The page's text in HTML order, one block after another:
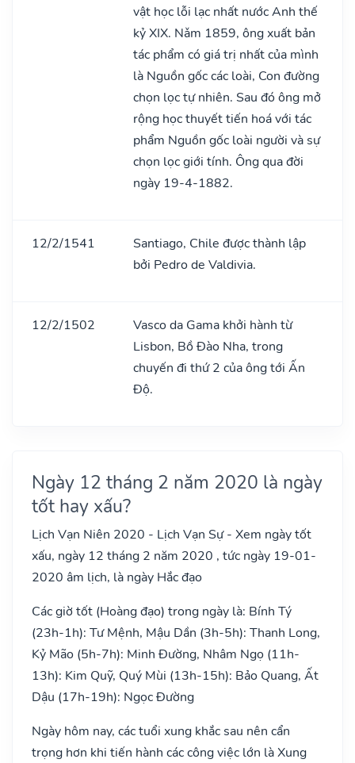
vật học lỗi lạc nhất nước Anh thế
kỷ XIX. Nǎm 1859, ông xuất bản
tác phẩm có giá trị nhất của mình
là Nguồn gốc các loài, Con đường
chọn lọc tự nhiên. Sau đó ông mở
rộng học thuyết tiến hoá với tác
phẩm Nguồn gốc loài người và sự
chọn lọc giới tính. Ông qua đời
ngày 19-4-1882.
12/2/1541
Santiago, Chile được thành lập
bởi Pedro de Valdivia.
12/2/1502
Vasco da Gama khởi hành từ
Lisbon, Bồ Đào Nha, trong
chuyến đi thứ 2 của ông tới Ấn
Độ.
Ngày 12 tháng 2 năm 2020 là ngày
tốt hay xấu?
Lịch Vạn Niên 2020 - Lịch Vạn Sự - Xem ngày tốt
xấu, ngày 12 tháng 2 năm 2020 , tức ngày 19-01-
2020 âm lịch, là ngày Hắc đạo
Các giờ tốt (Hoàng đạo) trong ngày là: Bính Tý
(23h-1h): Tư Mệnh, Mậu Dần (3h-5h): Thanh Long,
Kỷ Mão (5h-7h): Minh Đường, Nhâm Ngọ (11h-
13h): Kim Quỹ, Quý Mùi (13h-15h): Bảo Quang, Ất
Dậu (17h-19h): Ngọc Đường
Ngày hôm nay, các tuổi xung khắc sau nên cẩn
trọng hơn khi tiến hành các công việc lớn là Xung